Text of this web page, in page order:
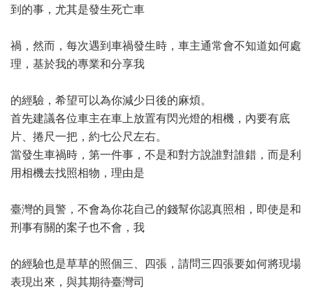
到的事，尤其是發生死亡車
禍，然而，每次遇到車禍發生時，車主通常會不知道如何處
理，基於我的專業和分享我
的經驗，希望可以為你減少日後的麻煩。
首先建議各位車主在車上放置有閃光燈的相機，內要有底
片、捲尺一把，約七公尺左右。
當發生車禍時，第一件事，不是和對方說誰對誰錯，而是利
用相機去找照相物，理由是
臺灣的員警，不會為你花自己的錢幫你認真照相，即使是和
刑事有關的案子也不會，我
的經驗也是草草的照個三、四張，請問三四張要如何將現場
表現出來，與其期待臺灣司